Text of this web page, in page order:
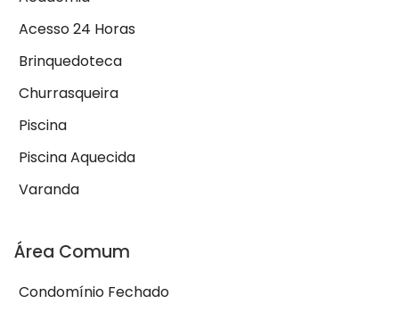
Acesso 24 Horas
Brinquedoteca
Churrasqueira
Piscina
Piscina Aquecida
Varanda
Área Comum
Condomínio Fechado